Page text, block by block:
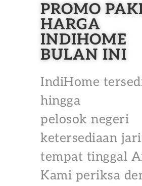
PROMO
HARGA
INDIHOME
BULAN INI
IndiHome
hingga
pelosok negeri
ketersediaan
tempat tinggal
Kami periksa